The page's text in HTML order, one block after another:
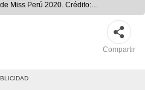
Miss Perú 2020. Crédito:
Compartir